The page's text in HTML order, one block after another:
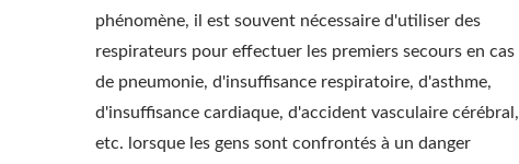
phénomène, il est souvent nécessaire d'utiliser des
respirateurs pour effectuer les premiers secours en cas
de pneumonie, d'insuffisance respiratoire, d'asthme,
d'insuffisance cardiaque, d'accident vasculaire cérébral,
etc. lorsque les gens sont confrontés à un danger